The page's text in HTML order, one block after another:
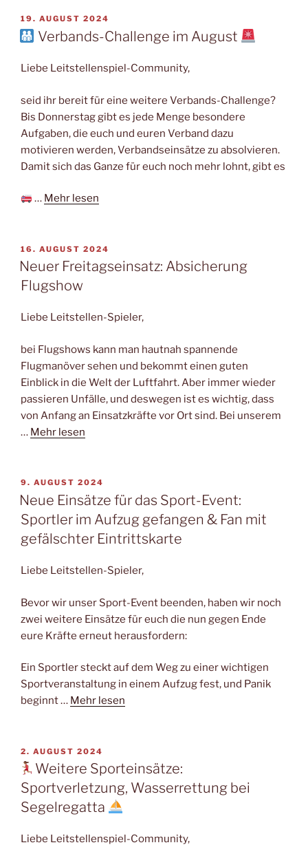
VERÖFFENTLICHT
AM
19. AUGUST 2024
Verbands-Challenge im August
Liebe Leitstellenspiel-Community,
seid ihr bereit für eine weitere Verbands-Challenge?
Bis Donnerstag gibt es jede Menge besondere
Aufgaben, die euch und euren Verband dazu
motivieren werden, Verbandseinsätze zu absolvieren.
Damit sich das Ganze für euch noch mehr lohnt, gibt es
… Mehr lesen
VERÖFFENTLICHT
AM
16. AUGUST 2024
Neuer Freitagseinsatz: Absicherung
Flugshow
Liebe Leitstellen-Spieler,
bei Flugshows kann man hautnah spannende
Flugmanöver sehen und bekommt einen guten
Einblick in die Welt der Luftfahrt. Aber immer wieder
passieren Unfälle, und deswegen ist es wichtig, dass
von Anfang an Einsatzkräfte vor Ort sind. Bei unserem
… Mehr lesen
VERÖFFENTLICHT
AM
9. AUGUST 2024
Neue Einsätze für das Sport-Event:
Sportler im Aufzug gefangen & Fan mit
gefälschter Eintrittskarte
Liebe Leitstellen-Spieler,
Bevor wir unser Sport-Event beenden, haben wir noch
zwei weitere Einsätze für euch die nun gegen Ende
eure Kräfte erneut herausfordern:
Ein Sportler steckt auf dem Weg zu einer wichtigen
Sportveranstaltung in einem Aufzug fest, und Panik
beginnt … Mehr lesen
VERÖFFENTLICHT
AM
2. AUGUST 2024
Weitere Sporteinsätze:
Sportverletzung, Wasserrettung bei
Segelregatta
Liebe Leitstellenspiel-Community,